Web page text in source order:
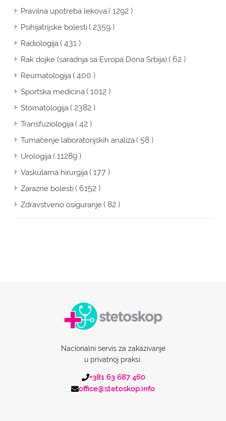
Pravilna upotreba lekova( 1292 )
Psihijatrijske bolesti( 2359 )
Radiologija( 431 )
Rak dojke (saradnja sa Evropa Dona Srbija)( 62 )
Reumatologija( 400 )
Sportska medicina( 1012 )
Stomatologija( 2382 )
Transfuziologija( 42 )
Tumačenje laboratorijskih analiza( 58 )
Urologija( 11289 )
Vaskularna hirurgija( 177 )
Zarazne bolesti( 6152 )
Zdravstveno osiguranje( 82 )
Nacionalni servis za zakazivanje
u privatnoj praksi.
+381 63 687 460
office@stetoskop.info